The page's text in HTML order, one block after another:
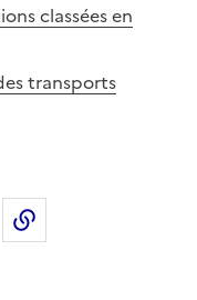
classées en
transports
LinkedInpar email